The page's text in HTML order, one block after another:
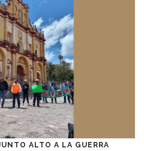
ALTO A LA GUERRA